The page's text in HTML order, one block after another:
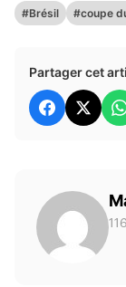
#Brésil #coupe
Partager cet